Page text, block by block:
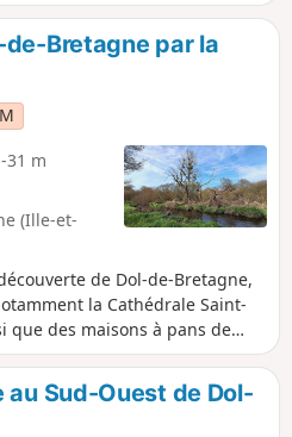
de-Bretagne par la
-31 m
(Ille-et-
de Dol-de-Bretagne,
la Cathédrale Saint-
que des maisons à pans de
circuit emprunte la Promenade
de campagne le long du
au Sud-Ouest de Dol-